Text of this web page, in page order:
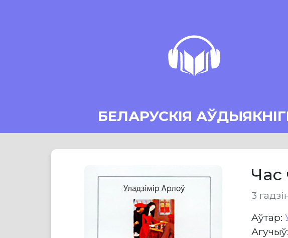
БЕЛАРУСКІЯ
Час
3
Aўтар:
Агучыў: